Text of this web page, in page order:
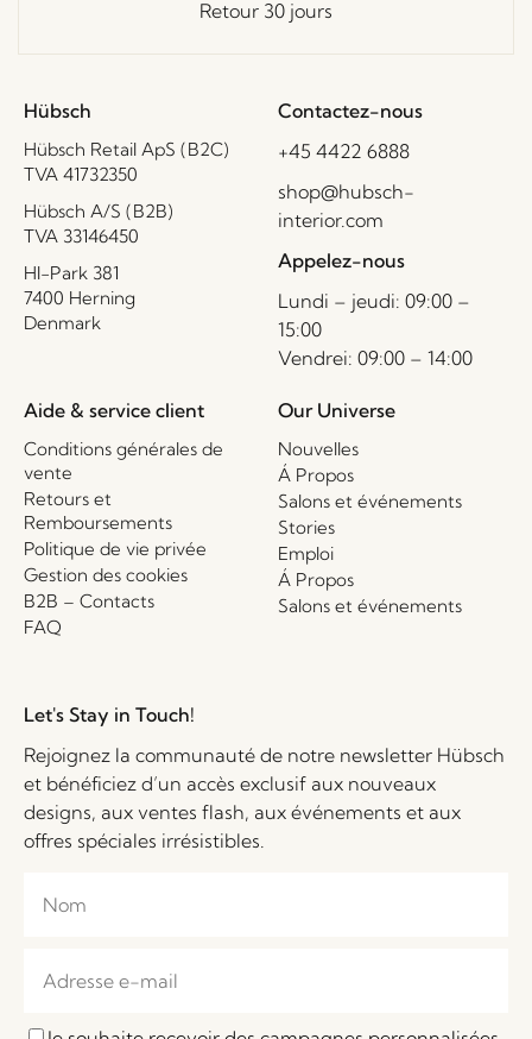
Retour 30 jours
Hübsch
Hübsch Retail ApS (B2C)
TVA 41732350
Hübsch A/S (B2B)
TVA 33146450
HI-Park 381
7400 Herning
Denmark
Contactez-nous
+45 4422 6888
shop@hubsch-
interior.com
Appelez-nous
Lundi – jeudi: 09:00 –
15:00
Vendrei: 09:00 – 14:00
Aide & service client
Conditions générales de
vente
Retours et
Remboursements
Politique de vie privée
Gestion des cookies
B2B – Contacts
FAQ
Our Universe
Nouvelles
Á Propos
Salons et événements
Stories
Emploi
Á Propos
Salons et événements
Let's Stay in Touch!
Rejoignez la communauté de notre newsletter Hübsch
et bénéficiez d’un accès exclusif aux nouveaux
designs, aux ventes flash, aux événements et aux
offres spéciales irrésistibles.